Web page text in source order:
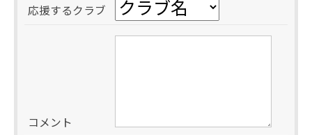
応援するクラブ
コメント